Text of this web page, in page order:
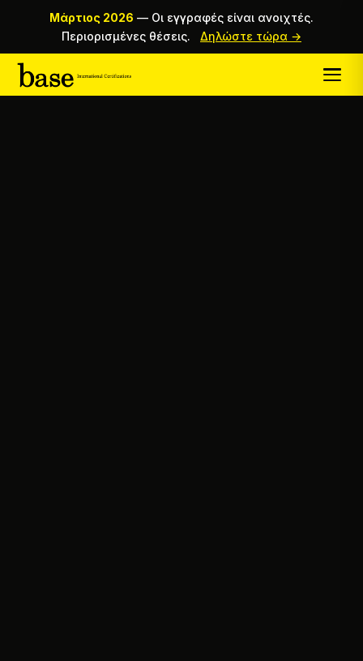
Μάρτιος 2026 — Οι εγγραφές είναι ανοιχτές.
Περιορισμένες θέσεις.
Δηλώστε τώρα →